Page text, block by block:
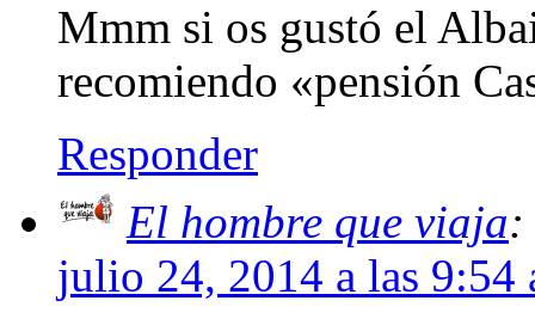
Mmm si os gustó el
recomiendo «pensión
Responder
El hombre que viaja:
julio 24, 2014 a las 9:54